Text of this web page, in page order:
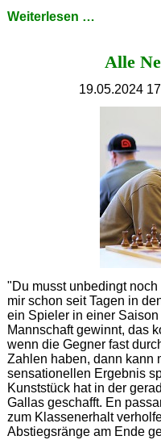
Weiterlesen …
fürAlle
19.05.2024
"Du musst unbedingt
mir schon seit Tagen in
ein Spieler in einer
Mannschaft gewinnt, das
wenn die Gegner fast
Zahlen haben, dann kann
sensationellen Ergebnis
Kunststück hat in der
Gallas geschafft. En
zum Klassenerhalt
Abstiegsränge am Ende